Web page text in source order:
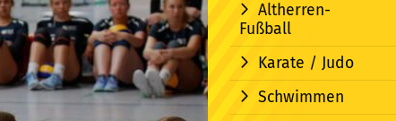
Altherren-
Fußball
Karate / Judo
Schwimmen